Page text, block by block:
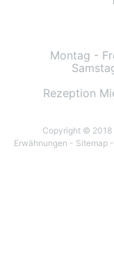
Montag -
Rezeption
Copyright © 2018
Erwähnungen - Sitemap -